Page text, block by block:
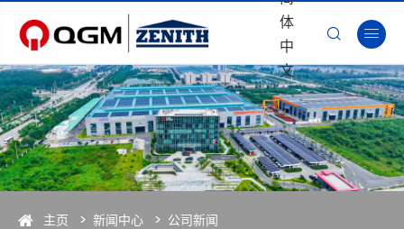
体
中
文
 
主页 新闻中心 公司新闻